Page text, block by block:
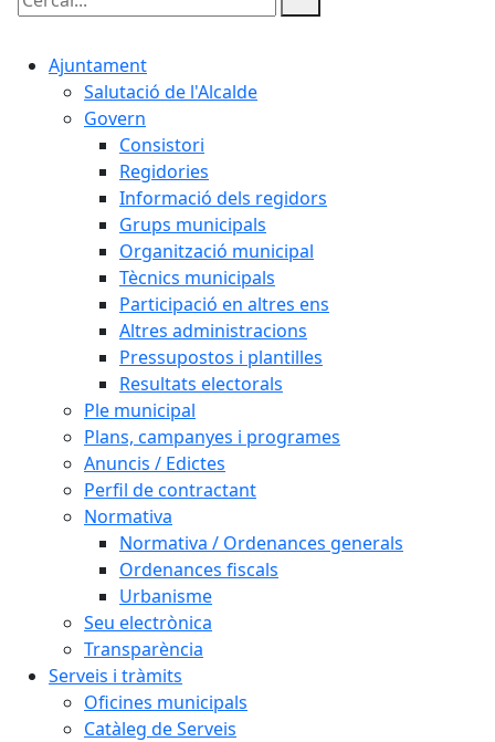
Cercar:
Ajuntament
Salutació de l'Alcalde
Govern
Consistori
Regidories
Informació dels regidors
Grups municipals
Organització municipal
Tècnics municipals
Participació en altres ens
Altres administracions
Pressupostos i plantilles
Resultats electorals
Ple municipal
Plans, campanyes i programes
Anuncis / Edictes
Perfil de contractant
Normativa
Normativa / Ordenances generals
Ordenances fiscals
Urbanisme
Seu electrònica
Transparència
Serveis i tràmits
Oficines municipals
Catàleg de Serveis